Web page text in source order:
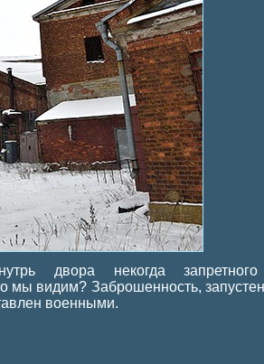
двора некогда
мы видим? Заброшенность,
военными.